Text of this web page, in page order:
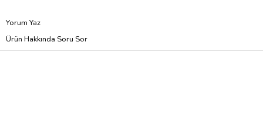
Yorum Yaz
Ürün Hakkında Soru Sor